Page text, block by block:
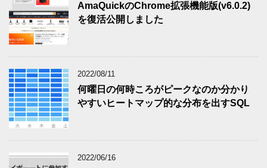
AmaQuickのChrome拡張機能版(v6.0.2)
を復活公開しました
2022/08/11
何曜日の何時ころがピークなのか分かり
やすいヒートマップ的な分布を出すSQL
2022/06/16